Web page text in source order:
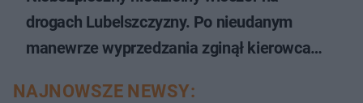
drogach Lubelszczyzny. Po nieudanym
manewrze wyprzedzania zginął kierowca
NAJNOWSZE NEWSY: